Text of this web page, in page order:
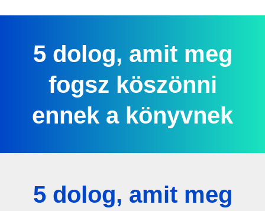
5 dolog, amit meg
fogsz köszönni
ennek a könyvnek
5 dolog, amit meg